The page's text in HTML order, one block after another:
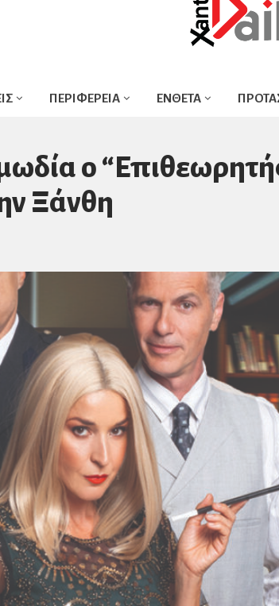
ΠΕΡΙΦΕΡΕΙΑ ΕΝΘΕΤΑ
ο
Ξάνθη